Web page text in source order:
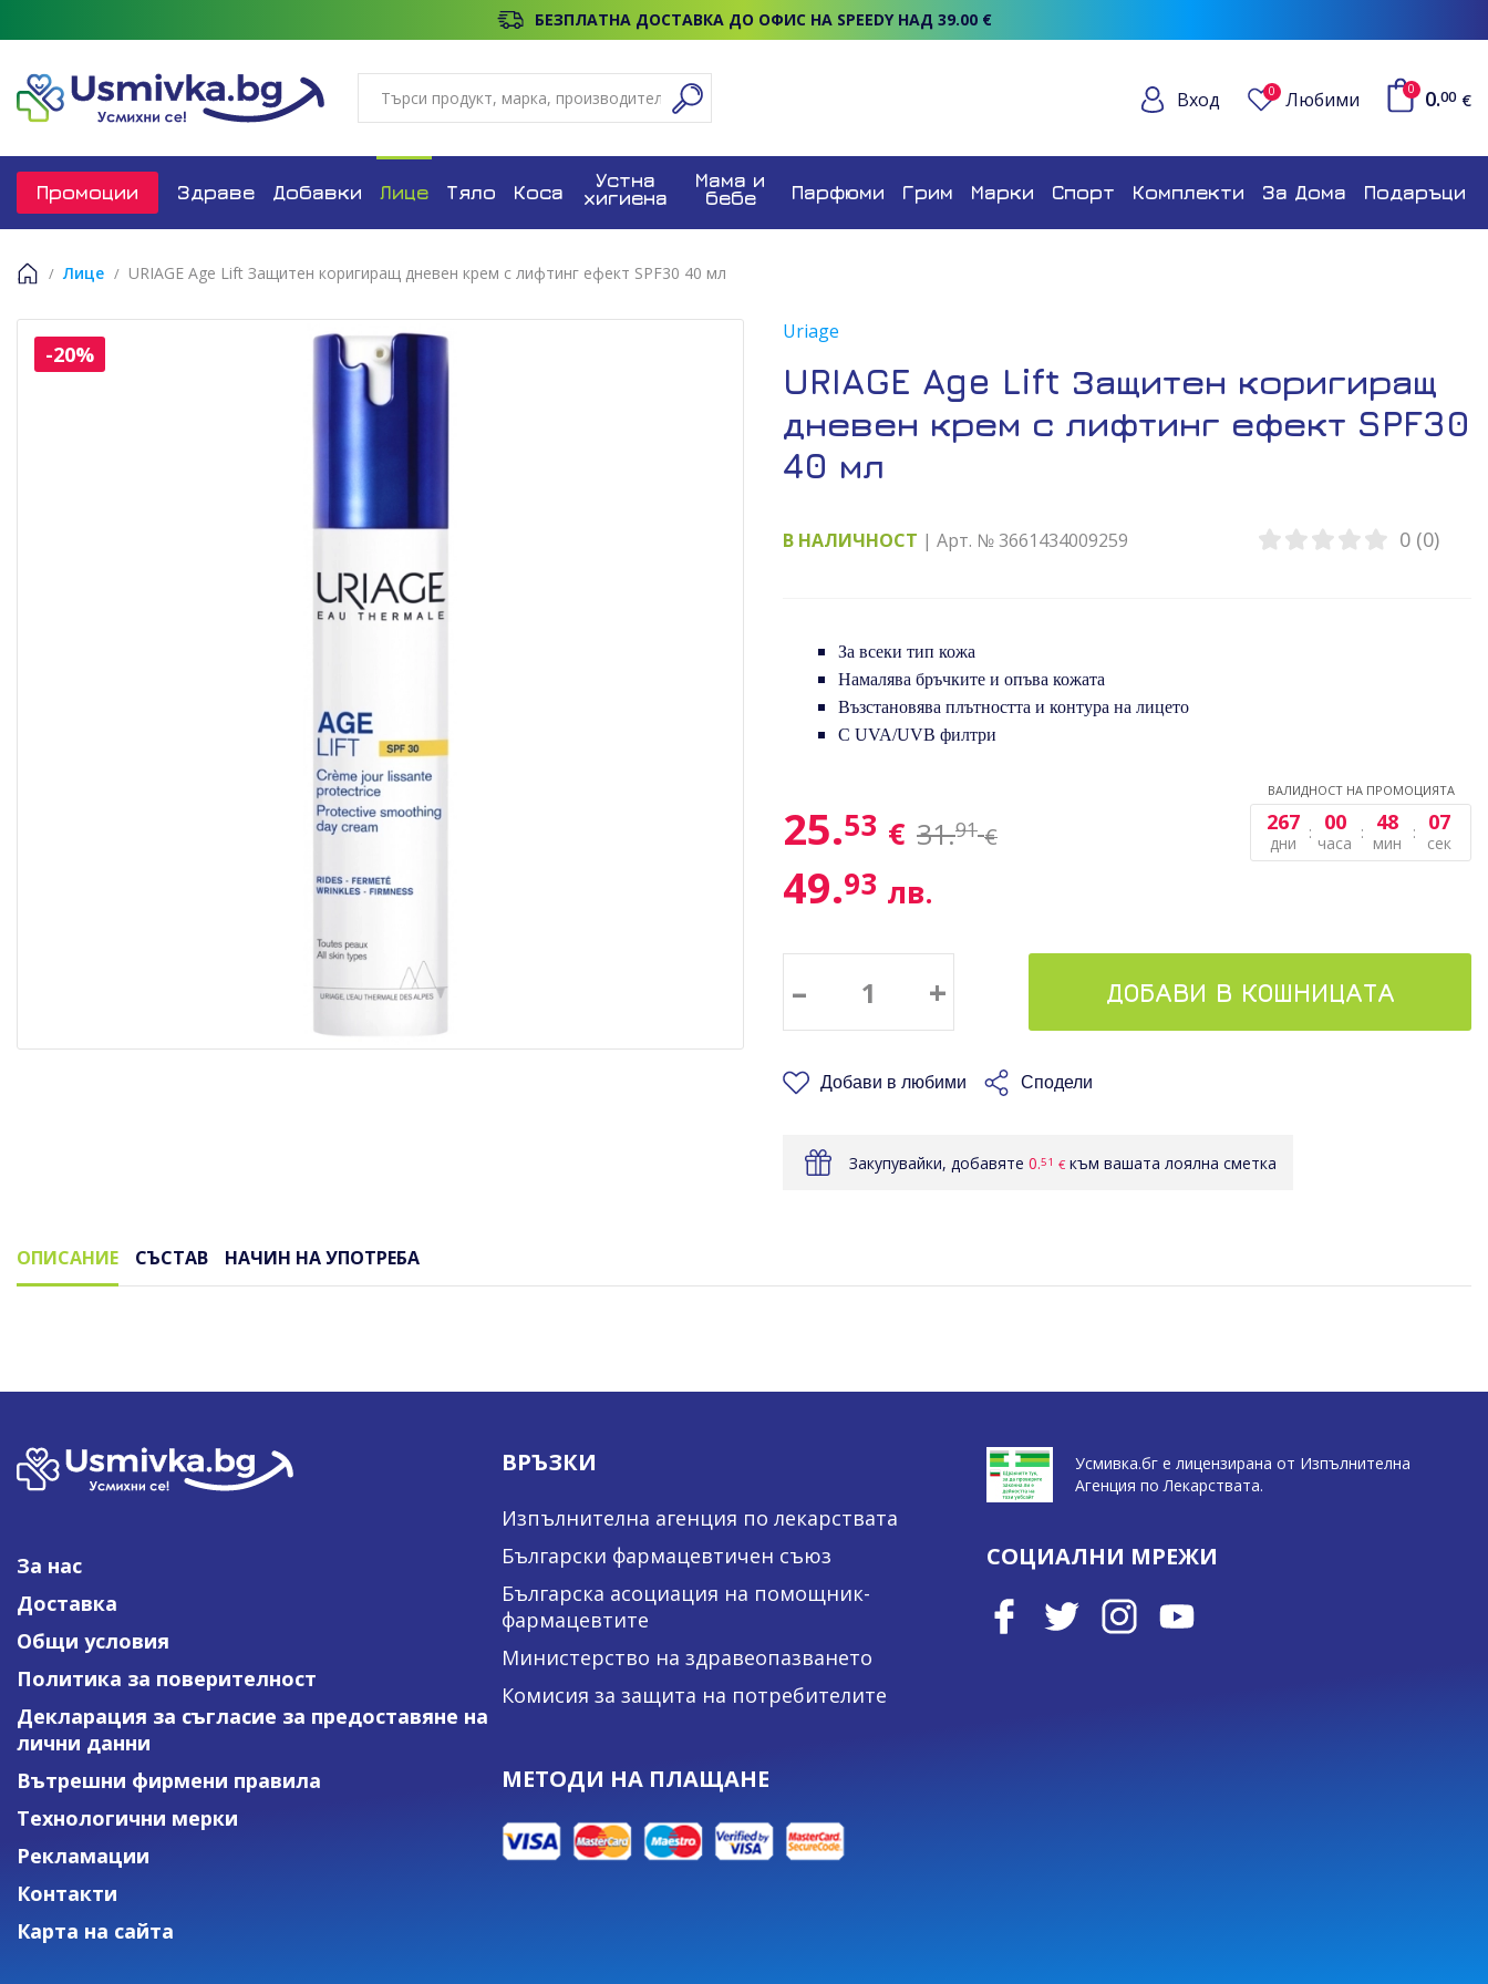
БЕЗПЛАТНА ДОСТАВКА ДО ОФИС НА SPEEDY НАД 39.00 €
Вход 0 Любими 0 0.00 €
Промоции Здраве Добавки Лице Тяло Коса
Устна
хигиена
Мама и
бебе Парфюми Грим Марки Спорт Комплекти За Дома Подаръци
Лице URIAGE Age Lift Защитен коригиращ дневен крем с лифтинг ефект SPF30 40 мл
-20%
Uriage
URIAGE Age Lift Защитен коригиращ
дневен крем с лифтинг ефект SPF30
40 мл
В НАЛИЧНОСТ | Арт. № 3661434009259 0 (0)
За всеки тип кожа
Намалява бръчките и опъва кожата
Възстановява плътността и контура на лицето
С UVA/UVB филтри
25.53 € 31.91 €
49.93 лв.
ВАЛИДНОСТ НА ПРОМОЦИЯТА
267
дни
00
часа
48
мин
07
сек
– + ДОБАВИ В КОШНИЦАТА
Добави в любими Сподели
Закупувайки, добавяте 0.51 € към вашата лоялна сметка
ОПИСАНИЕ СЪСТАВ НАЧИН НА УПОТРЕБА
За нас
Доставка
Общи условия
Политика за поверителност
Декларация за съгласие за предоставяне на
лични данни
Вътрешни фирмени правила
Технологични мерки
Рекламации
Контакти
Карта на сайта
ВРЪЗКИ
Изпълнителна агенция по лекарствата
Български фармацевтичен съюз
Българска асоциация на помощник-
фармацевтите
Министерство на здравеопазването
Комисия за защита на потребителите
МЕТОДИ НА ПЛАЩАНЕ
Усмивка.бг е лицензирана от Изпълнителна
Агенция по Лекарствата.
СОЦИАЛНИ МРЕЖИ